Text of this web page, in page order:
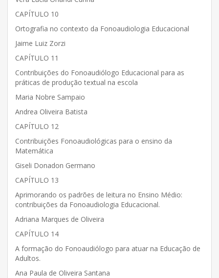
CAPÍTULO 10
Ortografia no contexto da Fonoaudiologia Educacional
Jaime Luiz Zorzi
CAPÍTULO 11
Contribuições do Fonoaudiólogo Educacional para as
práticas de produção textual na escola
Maria Nobre Sampaio
Andrea Oliveira Batista
CAPÍTULO 12
Contribuições Fonoaudiológicas para o ensino da
Matemática
Giseli Donadon Germano
CAPÍTULO 13
Aprimorando os padrões de leitura no Ensino Médio:
contribuições da Fonoaudiologia Educacional.
Adriana Marques de Oliveira
CAPÍTULO 14
A formação do Fonoaudiólogo para atuar na Educação de
Adultos.
Ana Paula de Oliveira Santana